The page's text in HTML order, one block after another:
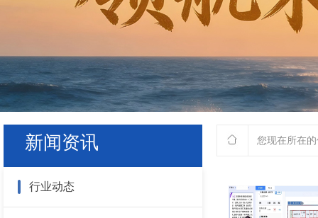
新闻资讯
行业动态
您现在所在